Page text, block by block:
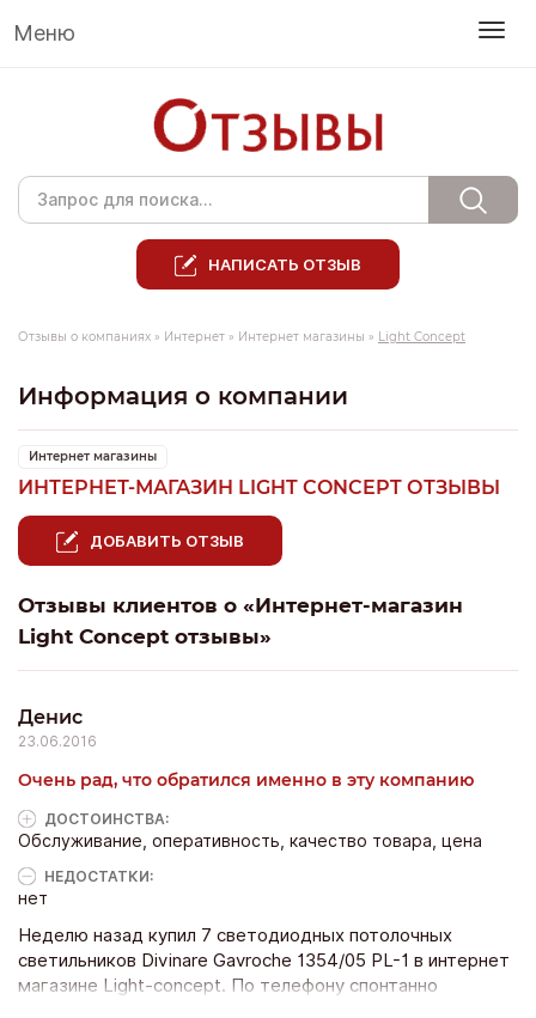
Меню
НАПИСАТЬ ОТЗЫВ
Отзывы о компаниях » Интернет » Интернет магазины » Light Concept
Информация о компании
Интернет магазины
ИНТЕРНЕТ-МАГАЗИН LIGHT CONCEPT ОТЗЫВЫ
ДОБАВИТЬ ОТЗЫВ
Отзывы клиентов о «Интернет-магазин
Light Concept отзывы»
Денис
23.06.2016
Очень рад, что обратился именно в эту компанию
ДОСТОИНCТВА:
Обслуживание, оперативность, качество товара, цена
НЕДОСТАТКИ:
нет
Неделю назад купил 7 светодиодных потолочных
светильников Divinare Gavroche 1354/05 PL-1 в интернет
магазине Light-concept. По телефону спонтанно